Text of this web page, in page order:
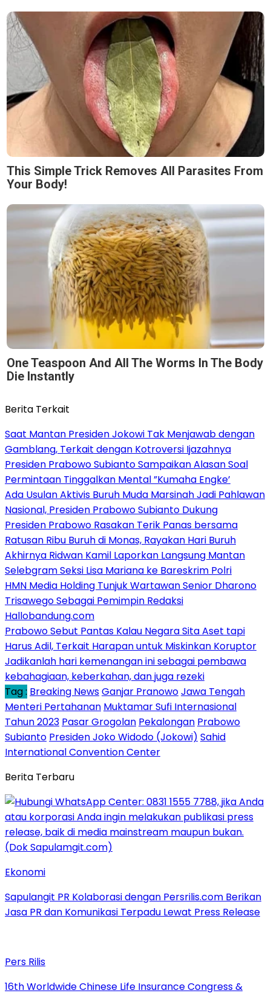
This Simple Trick Removes All Parasites From
Your Body!
One Teaspoon And All The Worms In The Body
Die Instantly
Berita Terkait
Saat Mantan Presiden Jokowi Tak Menjawab dengan
Gamblang, Terkait dengan Kotroversi Ijazahnya
Presiden Prabowo Subianto Sampaikan Alasan Soal
Permintaan Tinggalkan Mental ”Kumaha Engke’
Ada Usulan Aktivis Buruh Muda Marsinah Jadi Pahlawan
Nasional, Presiden Prabowo Subianto Dukung
Presiden Prabowo Rasakan Terik Panas bersama
Ratusan Ribu Buruh di Monas, Rayakan Hari Buruh
Akhirnya Ridwan Kamil Laporkan Langsung Mantan
Selebgram Seksi Lisa Mariana ke Bareskrim Polri
HMN Media Holding Tunjuk Wartawan Senior Dharono
Trisawego Sebagai Pemimpin Redaksi
Hallobandung.com
Prabowo Sebut Pantas Kalau Negara Sita Aset tapi
Harus Adil, Terkait Harapan untuk Miskinkan Koruptor
Jadikanlah hari kemenangan ini sebagai pembawa
kebahagiaan, keberkahan, dan juga rezeki
Tag : Breaking NewsGanjar PranowoJawa Tengah
Menteri Pertahanan Muktamar Sufi Internasional
Tahun 2023 Pasar Grogolan Pekalongan Prabowo
Subianto Presiden Joko Widodo (Jokowi) Sahid
International Convention Center
Berita Terbaru
Ekonomi
Sapulangit PR Kolaborasi dengan Persrilis.com Berikan
Jasa PR dan Komunikasi Terpadu Lewat Press Release
Pers Rilis
16th Worldwide Chinese Life Insurance Congress &